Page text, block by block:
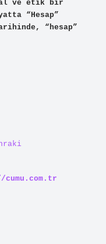
ve etik bir
“Hesap”
“hesap”